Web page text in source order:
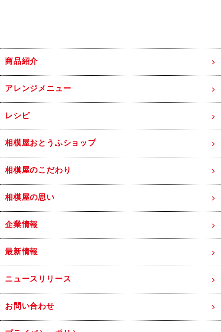
商品紹介
アレンジメニュー
レシピ
相模屋おとうふショップ
相模屋のこだわり
相模屋の思い
企業情報
最新情報
ニュースリリース
お問い合わせ